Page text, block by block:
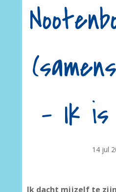
– Ik
14 jul
Ik dacht mijzelf te zijn